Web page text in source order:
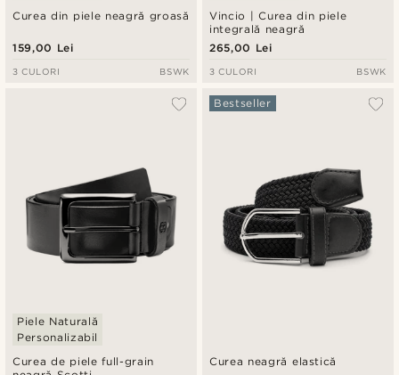
Curea din piele neagră groasă
159,00 Lei
3 CULORI BSWK
Vincio | Curea din piele
integrală neagră
265,00 Lei
3 CULORI BSWK
Curea de piele full-grain
Piele Naturală
Personalizabil
Curea neagră elastică
Bestseller